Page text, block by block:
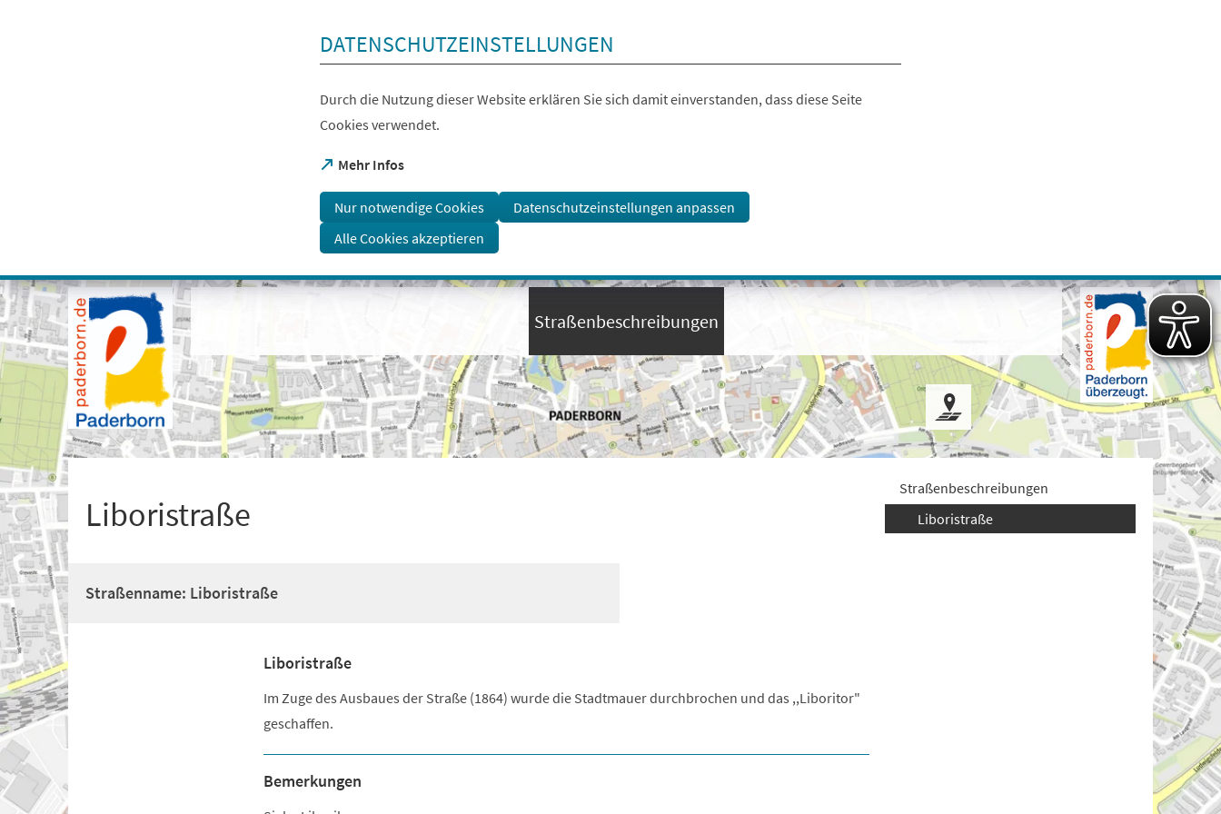
Visuelle
Assistenzsoftware
öffnen.
Mit
der
Tastatur
erreichbar
über
+
DATENSCHUTZEINSTELLUNGEN
Durch die Nutzung dieser Website erklären Sie sich damit einverstanden, dass diese Seite
Cookies verwendet.
Mehr Infos
(Öffnet
einem
neuen
Tab)
Nur notwendige Cookies
Datenschutzeinstellungen anpassen
Alle Cookies akzeptieren
Straßenbeschreibungen
Liboristraße
Straßenname: Liboristraße
Liboristraße
Im Zuge des Ausbaues der Straße (1864) wurde die Stadtmauer durchbrochen und das ,,Liboritor"
geschaffen.
Bemerkungen
Straßenbeschreibungen
Liboristraße